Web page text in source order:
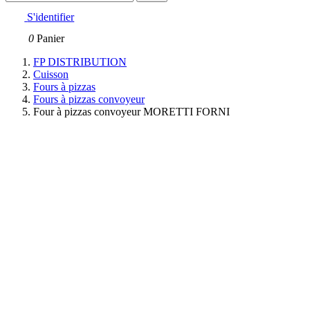
S'identifier
0 Panier
FP DISTRIBUTION
Cuisson
Fours à pizzas
Fours à pizzas convoyeur
Four à pizzas convoyeur MORETTI FORNI